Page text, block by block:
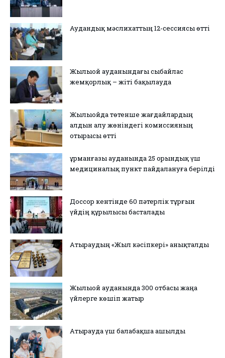
Аудандық мәслихаттың 12-сессиясы өтті
Жылыой ауданындағы сыбайлас
жемқорлық – жіті бақылауда
Жылыойда төтенше жағдайлардың
алдын алу жөніндегі комиссияның
отырысы өтті
Құрманғазы ауданында 25 орындық үш
медициналық пункт пайдалануға берілді
Доссор кентінде 60 пәтерлік тұрғын
үйдің құрылысы басталады
Атыраудың «Жыл кәсіпкері» анықталды
Жылыой ауданында 300 отбасы жаңа
үйлерге көшіп жатыр
Атырауда үш балабақша ашылды